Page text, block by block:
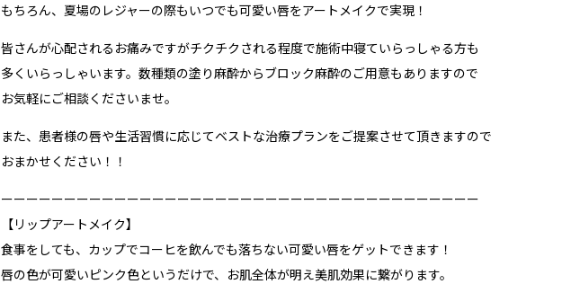
もちろん、夏場のレジャーの際もいつでも可愛い唇をアートメイクで実現！
皆さんが心配されるお痛みですがチクチクされる程度で施術中寝ていらっしゃる方も
多くいらっしゃいます。数種類の塗り麻酔からブロック麻酔のご用意もありますので
お気軽にご相談くださいませ。
また、患者様の唇や生活習慣に応じてベストな治療プランをご提案させて頂きますので
おまかせください！！
ーーーーーーーーーーーーーーーーーーーーーーーーーーーーーーーーーーーーーー
【リップアートメイク】
食事をしても、カップでコーヒを飲んでも落ちない可愛い唇をゲットできます！
唇の色が可愛いピンク色というだけで、お肌全体が明え美肌効果に繋がります。